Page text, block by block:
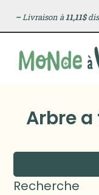
–Livraison à11,11$
Arbre a
Recherche